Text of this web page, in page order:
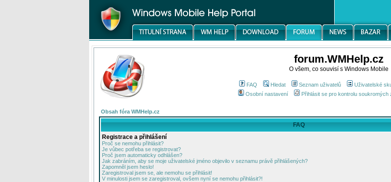
forum.WMHelp.cz
O všem, co souvisí s Windows Mobile
FAQ Hledat Seznam uživatelů Uživatelské
Osobní nastavení
Přihlásit se pro kontrolu soukromých
Obsah fóra WMHelp.cz
FAQ
Registrace a přihlášení
Proč se nemohu přihlásit?
Je vůbec potřeba se registrovat?
Proč jsem automaticky odhlášen?
Jak zabráním, aby se moje uživatelské jméno objevilo v seznamu právě přihlášených?
Zapomněl jsem heslo!
Zaregistroval jsem se, ale nemohu se přihlásit!
V minulosti jsem se zaregistroval, ovšem nyní se nemohu přihlásit?!